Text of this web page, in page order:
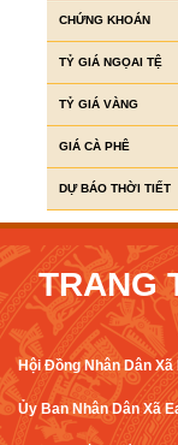
CHỨNG KHOÁN
TỶ GIÁ NGỌAI TỆ
TỶ GIÁ VÀNG
GIÁ CÀ PHÊ
DỰ BÁO THỜI TIẾT
TRANG
Hội Đồng Nhân Dân Xã
Ủy Ban Nhân Dân Xã